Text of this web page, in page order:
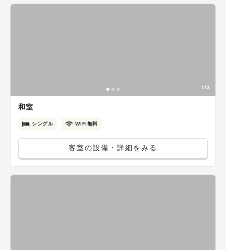
1/3
和室
シングル WiFi無料
客室の設備・詳細をみる